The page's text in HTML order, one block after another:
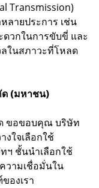
Transmission)
ลายประการ เช่น
วกในการขับขี่ และ
ในสภาวะที่โหลด
ด (มหาชน)
ด ขอขอบคุณ บริษัท
ใจเลือกใช้
ฯ ชั้นนำเลือกใช้
วามเชื่อมั่นใน
องเรา